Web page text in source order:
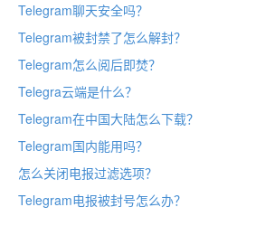
Telegram聊天安全吗？
Telegram被封禁了怎么解封？
Telegram怎么阅后即焚？
Telegra云端是什么？
Telegram在中国大陆怎么下载？
Telegram国内能用吗？
怎么关闭电报过滤选项？
Telegram电报被封号怎么办？